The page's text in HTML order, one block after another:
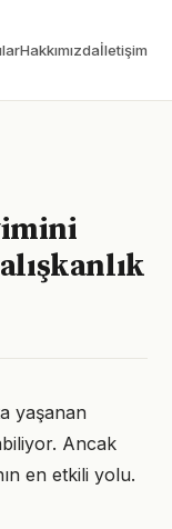
Hakkımızdaİletişim
yaşanan
Ancak
en etkili yolu.